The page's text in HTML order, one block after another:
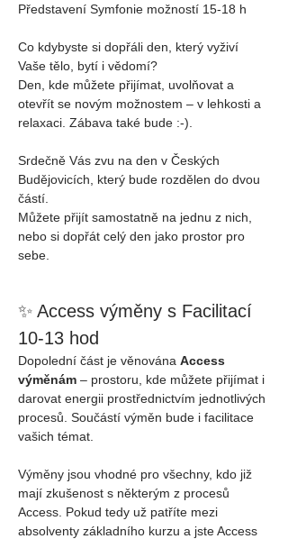
Představení Symfonie možností 15-18 h
Co kdybyste si dopřáli den, který vyživí
Vaše tělo, bytí i vědomí?
Den, kde můžete přijímat, uvolňovat a
otevřít se novým možnostem – v lehkosti a
relaxaci. Zábava také bude :-).
Srdečně Vás zvu na den v Českých
Budějovicích, který bude rozdělen do dvou
částí.
Můžete přijít samostatně na jednu z nich,
nebo si dopřát celý den jako prostor pro
sebe.
✨ Access výměny s Facilitací
10-13 hod
Dopolední část je věnována Access
výměnám – prostoru, kde můžete přijímat i
darovat energii prostřednictvím jednotlivých
procesů. Součástí výměn bude i facilitace
vašich témat.
Výměny jsou vhodné pro všechny, kdo již
mají zkušenost s některým z procesů
Access. Pokud tedy už patříte mezi
absolventy základního kurzu a jste Access